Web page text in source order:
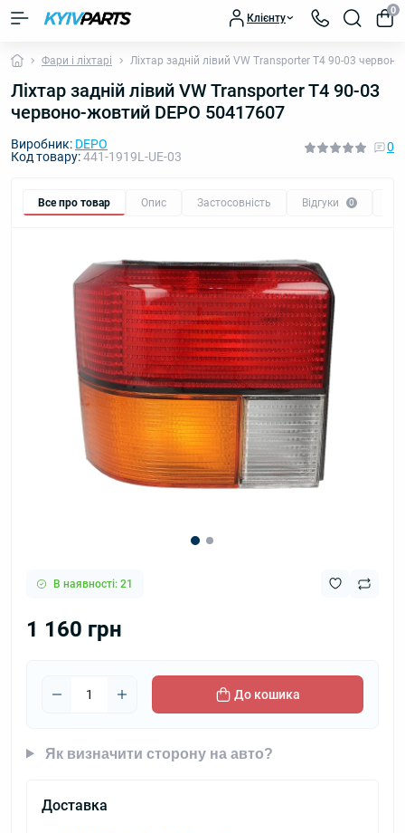
Клієнту
0
Фари і ліхтарі Ліхтар задній лівий VW Transporter T4 90-03
Ліхтар задній лівий VW Transporter T4 90-03
червоно-жовтий DEPO 50417607
Виробник: DEPO
Код товару:441-1919L-UE-03
0
Все про товар Опис Застосовність Відгуки 0
В наявності: 21
1 160 грн
До кошика
Як визначити сторону на авто?
Доставка